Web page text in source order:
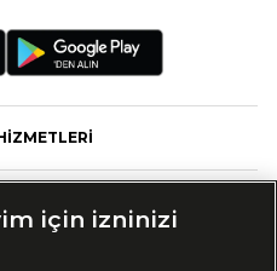
için izninizi